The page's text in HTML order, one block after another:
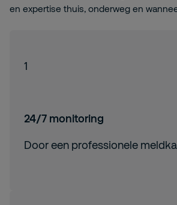
en expertise thuis, onderweg en
1
24/7 monitoring
Door een professionele